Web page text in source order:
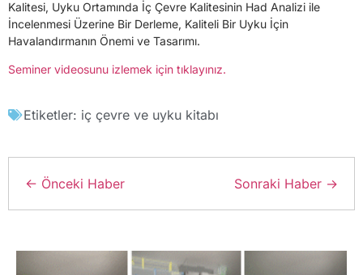
Kalitesi, Uyku Ortamında İç Çevre Kalitesinin Had Analizi ile
İncelenmesi Üzerine Bir Derleme, Kaliteli Bir Uyku İçin
Havalandırmanın Önemi ve Tasarımı.
Seminer videosunu izlemek için tıklayınız.
Etiketler: iç çevre ve uyku kitabı
← Önceki Haber Sonraki Haber →